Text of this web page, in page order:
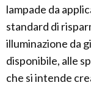
lampade da
standard di
illuminazione da
disponibile, alle
che si intende